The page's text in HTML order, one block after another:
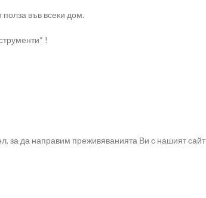
полза във всеки дом.
!
за да направим преживяванията Ви с нашият сайт